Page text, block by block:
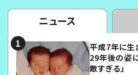
ニュース
平成7年に
29年後の姿
敵すぎる」